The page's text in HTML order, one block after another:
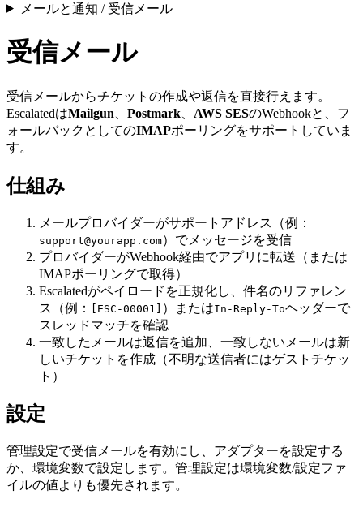
メールと通知 / 受信メール
受信メール
受信メールからチケットの作成や返信を直接行えます。
EscalatedはMailgun Postmark AWS SESのWebhookと、フ
ォールバックとしてのIMAPポーリングをサポートしていま
す。
仕組み
メールプロバイダーがサポートアドレス（例：
support@yourapp.com）でメッセージを受信
プロバイダーがWebhook経由でアプリに転送（または
IMAPポーリングで取得）
Escalatedがペイロードを正規化し、件名のリファレン
ス（例：
[ESC-00001] ）またはIn-Reply-Toヘッダーで
スレッドマッチを確認
一致したメールは返信を追加、一致しないメールは新
しいチケットを作成（不明な送信者にはゲストチケッ
ト）
設定
管理設定で受信メールを有効にし、アダプターを設定する
か、環境変数で設定します。管理設定は環境変数/設定ファ
イルの値よりも優先されます。